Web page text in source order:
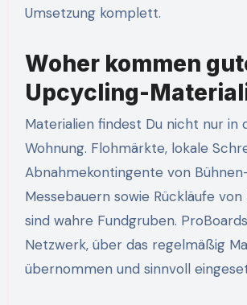
Umsetzung komplett.
Woher kommen
Upcycling-
Materialien findest Du nicht nur in
Wohnung. Flohmärkte, lokale
Abnahmekontingente von
Messebauern sowie Rückläufe
sind wahre Fundgruben.
Netzwerk, über das regelmäßig
übernommen und sinnvoll